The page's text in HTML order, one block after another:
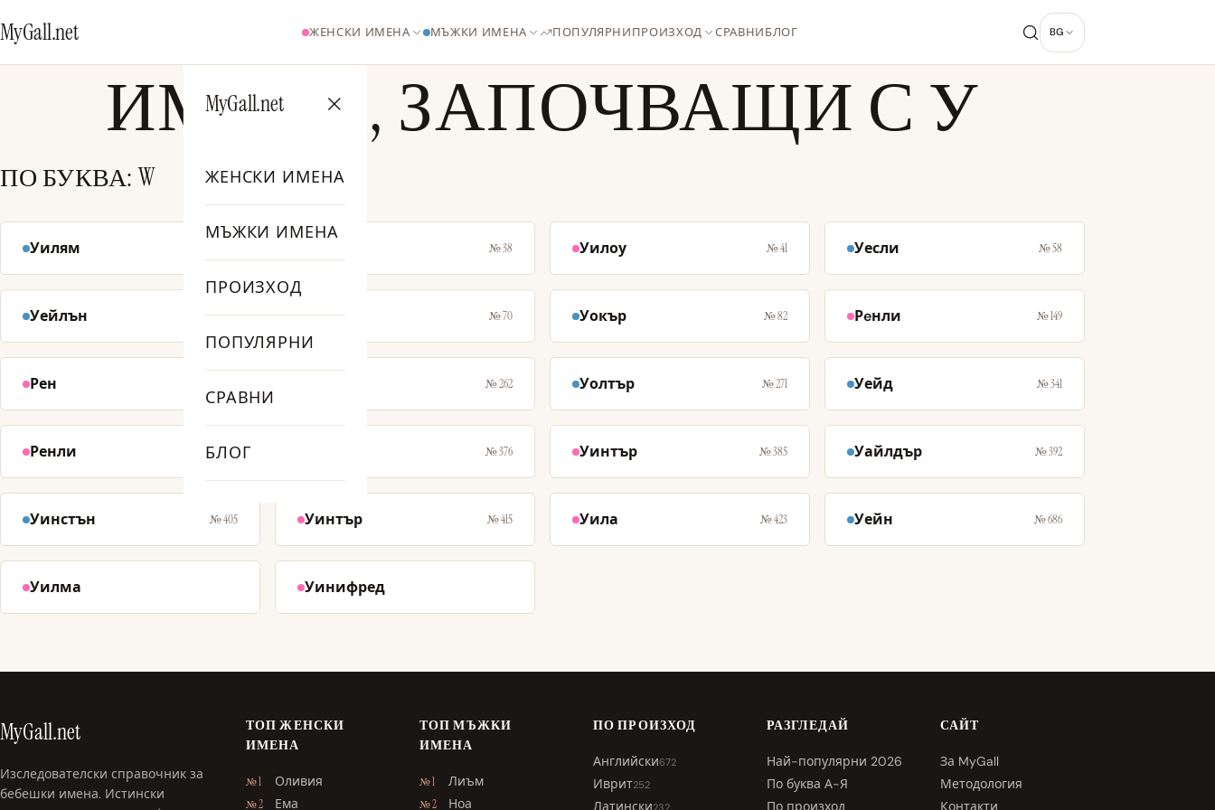
MyGall.net ЖЕНСКИ ИМЕНА МЪЖКИ ИМЕНА ПОПУЛЯРНИПРОИЗХОД СРАВНИБЛОГ BG
MyGall.net
ЖЕНСКИ ИМЕНА
МЪЖКИ ИМЕНА
ПРОИЗХОД
ПОПУЛЯРНИ
СРАВНИ
БЛОГ
ИМЕНА, ЗАПОЧВАЩИ С У
ПО БУКВА: W
Уилям № 38 Уилоу № 41 Уесли № 58
Уейлън № 65 Уестън № 70 Уокър № 82 Рeнли № 149
Рен № 262 Уолтър № 271 Уейд № 341
Ренли № 354 № 376 Уинтър № 385 Уайлдър № 392
Уинстън № 405 Уинтър № 415 Уила № 423 Уейн № 686
Уилма Уинифред
MyGall.net
Изследователски справочник за
бебешки имена. Истински
ТОП ЖЕНСКИ
ИМЕНА
№ 1 Оливия
№ 2 Ема
ТОП МЪЖКИ
ИМЕНА
№ 1 Лиъм
№ 2 Ноа
ПО ПРОИЗХОД
Английски672
Иврит252
Латински232
РАЗГЛЕДАЙ
Най-популярни 2026
По буква А-Я
По произход
САЙТ
За MyGall
Методология
Контакти